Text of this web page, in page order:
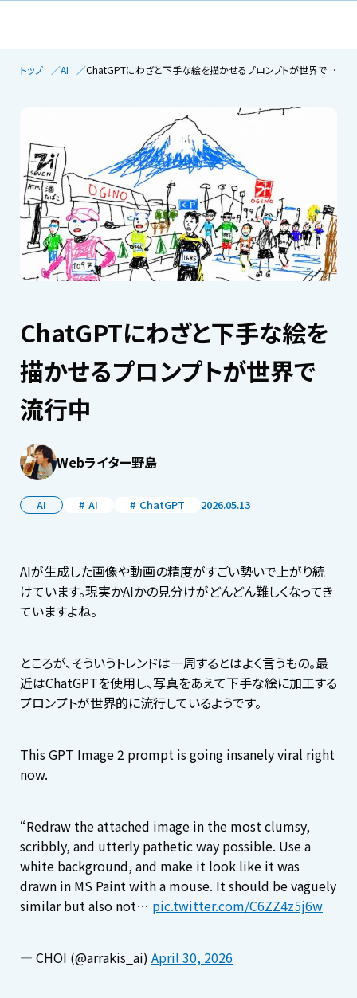
トップ AI ChatGPTにわざと下手な絵を描かせるプロンプトが世界で流行中
ChatGPTにわざと下手な絵を
描かせるプロンプトが世界で
流行中
Webライター野島
AI AI ChatGPT 2026.05.13
AIが生成した画像や動画の精度がすごい勢いで上がり続
けています。現実かAIかの見分けがどんどん難しくなってき
ていますよね。
ところが、そういうトレンドは一周するとはよく言うもの。最
近はChatGPTを使用し、写真をあえて下手な絵に加工する
プロンプトが世界的に流行しているようです。
This GPT Image 2 prompt is going insanely viral right
now.
“Redraw the attached image in the most clumsy,
scribbly, and utterly pathetic way possible. Use a
white background, and make it look like it was
drawn in MS Paint with a mouse. It should be vaguely
similar but also not… pic.twitter.com/C6ZZ4z5j6w
— CHOI (@arrakis_ai) April 30, 2026